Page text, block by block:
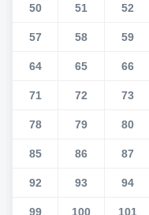
50 51 52
57 58 59
64 65 66
71 72 73
78 79 80
85 86 87
92 93 94
99 100 101